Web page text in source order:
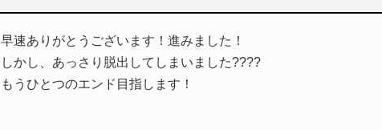
早速ありがとうございます！進みました！
しかし、あっさり脱出してしまいました????
もうひとつのエンド目指します！